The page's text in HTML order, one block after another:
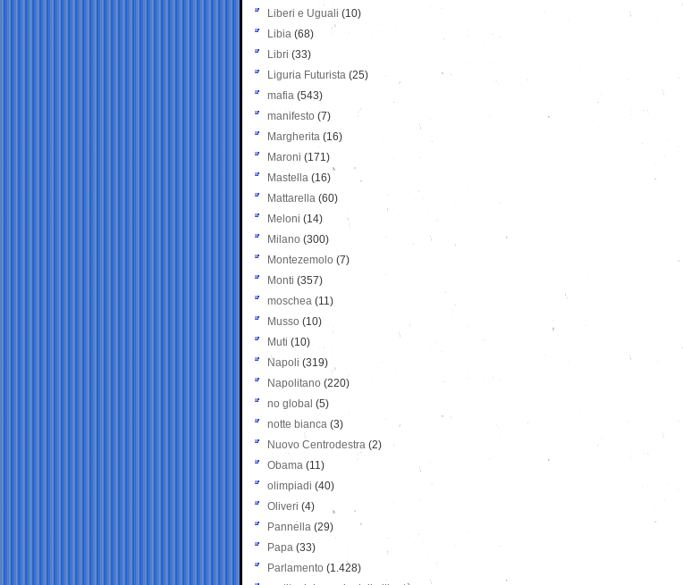
Liberi e Uguali (10)
Libia (68)
Libri (33)
Liguria Futurista (25)
mafia (543)
manifesto (7)
Margherita (16)
Maroni (171)
Mastella (16)
Mattarella (60)
Meloni (14)
Milano (300)
Montezemolo (7)
Monti (357)
moschea (11)
Musso (10)
Muti (10)
Napoli (319)
Napolitano (220)
no global (5)
notte bianca (3)
Nuovo Centrodestra (2)
Obama (11)
olimpiadi (40)
Oliveri (4)
Pannella (29)
Papa (33)
Parlamento (1.428)